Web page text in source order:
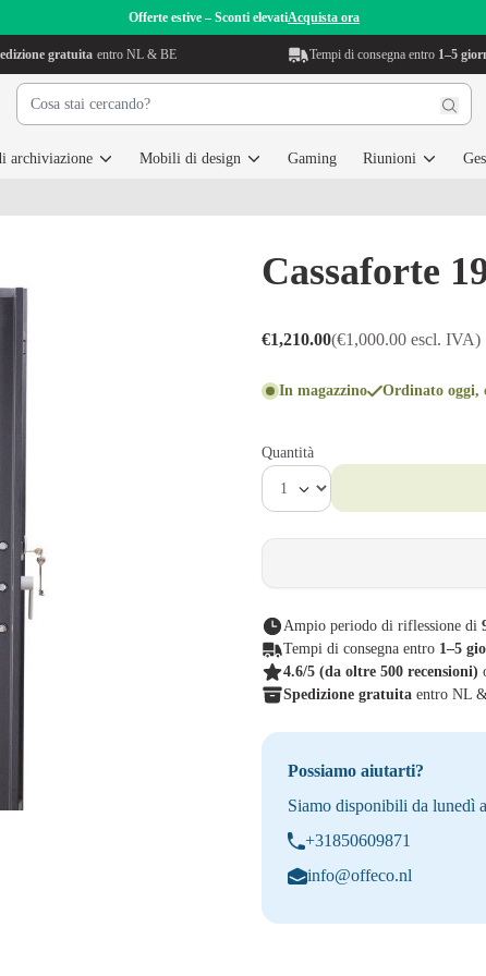
Offerte estive – Sconti elevatiAcquista ora
gratuita entro NL & BE Tempi di consegna entro 1–5
archiviazione Mobili di design Gaming Riunioni
Cassaforte
€1,210.00(€1,000.00 escl. IVA)
In magazzino Ordinato oggi,
Quantità
Ampio periodo di riflessione di
Tempi di consegna entro 1–5
4.6/5 (da oltre 500 recensioni)
Spedizione gratuita entro NL
Possiamo aiutarti?
Siamo disponibili da lunedì
+31850609871
info@offeco.nl